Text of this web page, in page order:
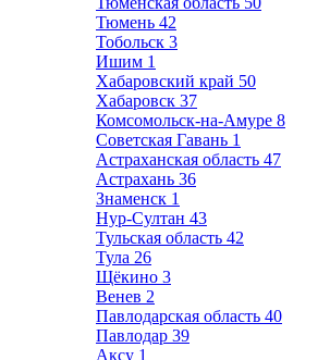
Тюмень 42
Тобольск 3
Ишим 1
Хабаровский край 50
Хабаровск 37
Комсомольск-на-Амуре 8
Советская Гавань 1
Астраханская область 47
Астрахань 36
Знаменск 1
Нур-Султан 43
Тульская область 42
Тула 26
Щёкино 3
Венев 2
Павлодарская область 40
Павлодар 39
Аксу 1